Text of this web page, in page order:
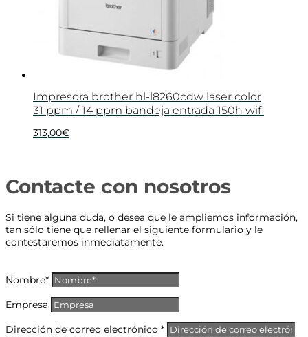
Impresora brother hl-l8260cdw laser color
31 ppm / 14 ppm bandeja entrada 150h wifi
313,00€
Contacte con nosotros
Si tiene alguna duda, o desea que le ampliemos información,
tan sólo tiene que rellenar el siguiente formulario y le
contestaremos inmediatamente.
Nombre*
Empresa
Dirección de correo electrónico *